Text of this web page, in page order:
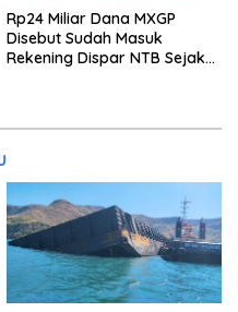
Rp24 Miliar Dana MXGP
Disebut Sudah Masuk
Rekening Dispar NTB Sejak